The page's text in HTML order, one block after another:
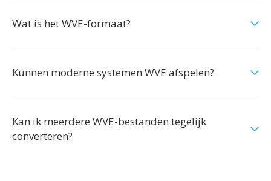
Wat is het WVE-formaat?
Kunnen moderne systemen WVE afspelen?
Kan ik meerdere WVE-bestanden tegelijk
converteren?